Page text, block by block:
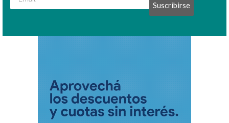
Suscribirse